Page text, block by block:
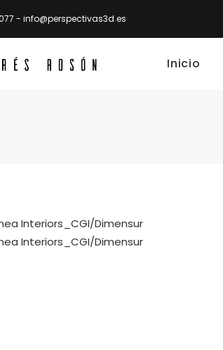
- info@perspectivas3d.es
Inicio